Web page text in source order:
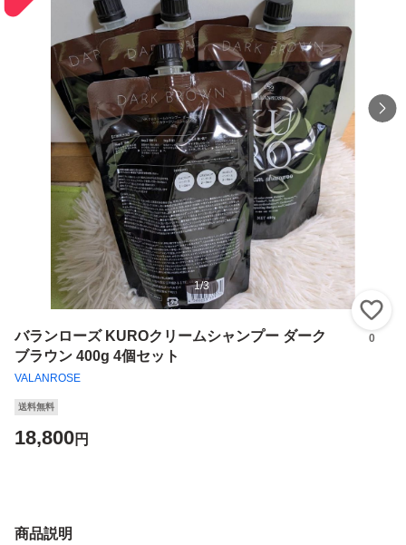
1/3
バランローズ KUROクリームシャンプー ダーク
ブラウン 400g 4個セット
VALANROSE
0
送料無料
18,800円
商品説明